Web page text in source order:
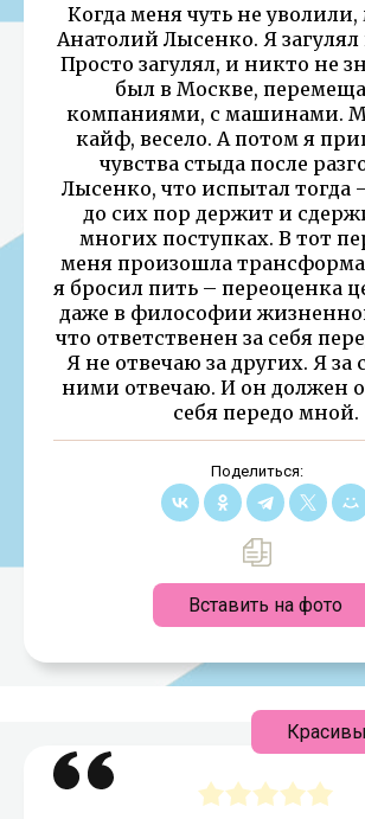
Когда меня чуть не уволили,
Анатолий Лысенко. Я
Просто загулял, и никто не
был в Москве,
компаниями, с машинами.
кайф, весело. А потом я
чувства стыда после
Лысенко, что испытал тогда
до сих пор держит и
многих поступках. В тот
меня произошла
я бросил пить – переоценка
даже в философии
что ответственен за себя
Я не отвечаю за других. Я за
ними отвечаю. И он должен
себя передо мной.
Поделиться:
Вставить на фото